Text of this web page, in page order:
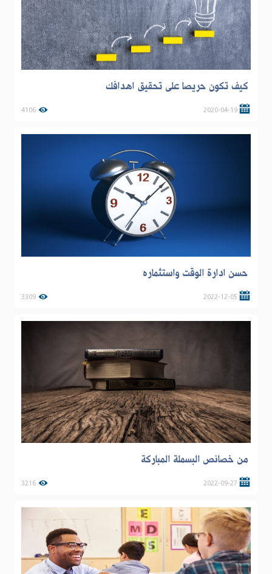
كيف تكون حريصا على تحقيق اهدافك
2020-04-19
4106
حسن ادارة الوقت واستثماره
2022-12-05
3309
من خصائص البسملة المباركة
2022-09-27
3216